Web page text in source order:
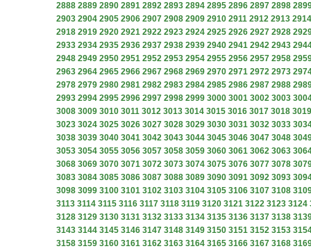
2888 2889 2890 2891 2892 2893 2894 2895 2896 2897 2898
2903 2904 2905 2906 2907 2908 2909 2910 2911 2912 2913 2914
2918 2919 2920 2921 2922 2923 2924 2925 2926 2927 2928
2933 2934 2935 2936 2937 2938 2939 2940 2941 2942 2943
2948 2949 2950 2951 2952 2953 2954 2955 2956 2957 2958
2963 2964 2965 2966 2967 2968 2969 2970 2971 2972 2973
2978 2979 2980 2981 2982 2983 2984 2985 2986 2987 2988
2993 2994 2995 2996 2997 2998 2999 3000 3001 3002 3003
3008 3009 3010 3011 3012 3013 3014 3015 3016 3017 3018 3019
3023 3024 3025 3026 3027 3028 3029 3030 3031 3032 3033
3038 3039 3040 3041 3042 3043 3044 3045 3046 3047 3048
3053 3054 3055 3056 3057 3058 3059 3060 3061 3062 3063
3068 3069 3070 3071 3072 3073 3074 3075 3076 3077 3078
3083 3084 3085 3086 3087 3088 3089 3090 3091 3092 3093
3098 3099 3100 3101 3102 3103 3104 3105 3106 3107 3108
3113 3114 3115 3116 3117 3118 3119 3120 3121 3122 3123 3124
3128 3129 3130 3131 3132 3133 3134 3135 3136 3137 3138
3143 3144 3145 3146 3147 3148 3149 3150 3151 3152 3153
3158 3159 3160 3161 3162 3163 3164 3165 3166 3167 3168